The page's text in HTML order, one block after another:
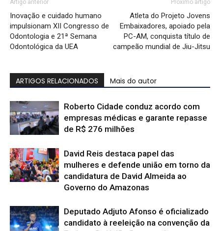
Artigo anterior
Inovação e cuidado humano
impulsionam XII Congresso de
Odontologia e 21ª Semana
Odontológica da UEA
Próximo artigo
Atleta do Projeto Jovens
Embaixadores, apoiado pela
PC-AM, conquista título de
campeão mundial de Jiu-Jitsu
ARTIGOS RELACIONADOS Mais do autor
Roberto Cidade conduz acordo com
empresas médicas e garante repasse
de R$ 276 milhões
David Reis destaca papel das
mulheres e defende união em torno da
candidatura de David Almeida ao
Governo do Amazonas
Deputado Adjuto Afonso é oficializado
candidato à reeleição na convenção da